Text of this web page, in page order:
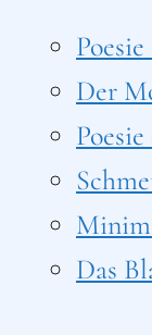
Der
Das